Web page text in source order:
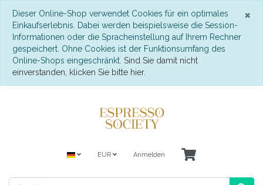
×
Dieser Online-Shop verwendet Cookies für ein optimales
Einkaufserlebnis. Dabei werden beispielsweise die Session-
Informationen oder die Spracheinstellung auf Ihrem Rechner
gespeichert. Ohne Cookies ist der Funktionsumfang des
Online-Shops eingeschränkt. Sind Sie damit nicht
einverstanden, klicken Sie bitte hier.
EUR Anmelden